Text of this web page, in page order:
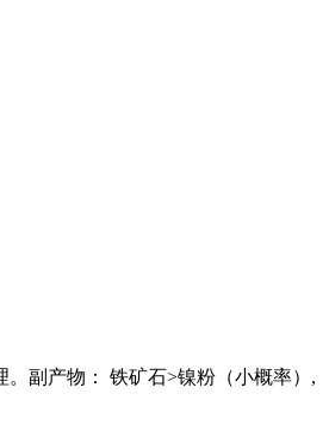
副产物： 铁矿石>镍粉（小概率）,